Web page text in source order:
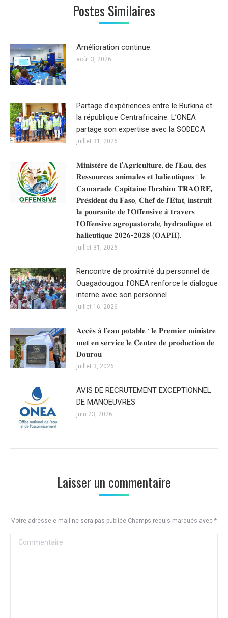
Postes Similaires
Amélioration continue:
août 3, 2026
Partage d’expériences entre le Burkina et
la république Centrafricaine: L’ONEA
partage son expertise avec la SODECA
juillet 31, 2026
𝐌𝐢𝐧𝐢𝐬𝐭𝐞̀𝐫𝐞 𝐝𝐞 𝐥’𝐀𝐠𝐫𝐢𝐜𝐮𝐥𝐭𝐮𝐫𝐞, 𝐝𝐞 𝐥’𝐄𝐚𝐮, 𝐝𝐞𝐬
𝐑𝐞𝐬𝐬𝐨𝐮𝐫𝐜𝐞𝐬 𝐚𝐧𝐢𝐦𝐚𝐥𝐞𝐬 𝐞𝐭 𝐡𝐚𝐥𝐢𝐞𝐮𝐭𝐢𝐪𝐮𝐞𝐬 : 𝐥𝐞
𝐂𝐚𝐦𝐚𝐫𝐚𝐝𝐞 𝐂𝐚𝐩𝐢𝐭𝐚𝐢𝐧𝐞 𝐈𝐛𝐫𝐚𝐡𝐢𝐦 𝐓𝐑𝐀𝐎𝐑𝐄́,
𝐏𝐫𝐞́𝐬𝐢𝐝𝐞𝐧𝐭 𝐝𝐮 𝐅𝐚𝐬𝐨, 𝐂𝐡𝐞𝐟 𝐝𝐞 𝐥’𝐄́𝐭𝐚𝐭, 𝐢𝐧𝐬𝐭𝐫𝐮𝐢𝐭
𝐥𝐚 𝐩𝐨𝐮𝐫𝐬𝐮𝐢𝐭𝐞 𝐝𝐞 𝐥’𝐎𝐟𝐟𝐞𝐧𝐬𝐢𝐯𝐞 𝐚̀ 𝐭𝐫𝐚𝐯𝐞𝐫𝐬
𝐥’𝐎𝐟𝐟𝐞𝐧𝐬𝐢𝐯𝐞 𝐚𝐠𝐫𝐨𝐩𝐚𝐬𝐭𝐨𝐫𝐚𝐥𝐞, 𝐡𝐲𝐝𝐫𝐚𝐮𝐥𝐢𝐪𝐮𝐞 𝐞𝐭
𝐡𝐚𝐥𝐢𝐞𝐮𝐭𝐢𝐪𝐮𝐞 𝟐𝟎𝟐𝟔-𝟐𝟎𝟐𝟖 (𝐎𝐀𝐏𝐇).
juillet 31, 2026
Rencontre de proximité du personnel de
Ouagadougou: l’ONEA renforce le dialogue
interne avec son personnel
juillet 16, 2026
𝐀𝐜𝐜𝐞̀𝐬 𝐚̀ 𝐥’𝐞𝐚𝐮 𝐩𝐨𝐭𝐚𝐛𝐥𝐞 : 𝐥𝐞 𝐏𝐫𝐞𝐦𝐢𝐞𝐫 𝐦𝐢𝐧𝐢𝐬𝐭𝐫𝐞
𝐦𝐞𝐭 𝐞𝐧 𝐬𝐞𝐫𝐯𝐢𝐜𝐞 𝐥𝐞 𝐂𝐞𝐧𝐭𝐫𝐞 𝐝𝐞 𝐩𝐫𝐨𝐝𝐮𝐜𝐭𝐢𝐨𝐧 𝐝𝐞
𝐃𝐨𝐮𝐫𝐨𝐮
juillet 3, 2026
AVIS DE RECRUTEMENT EXCEPTIONNEL
DE MANOEUVRES
juin 23, 2026
Laisser un commentaire
Votre adresse e-mail ne sera pas publiée Champs requis marqués avec *
Commentaire